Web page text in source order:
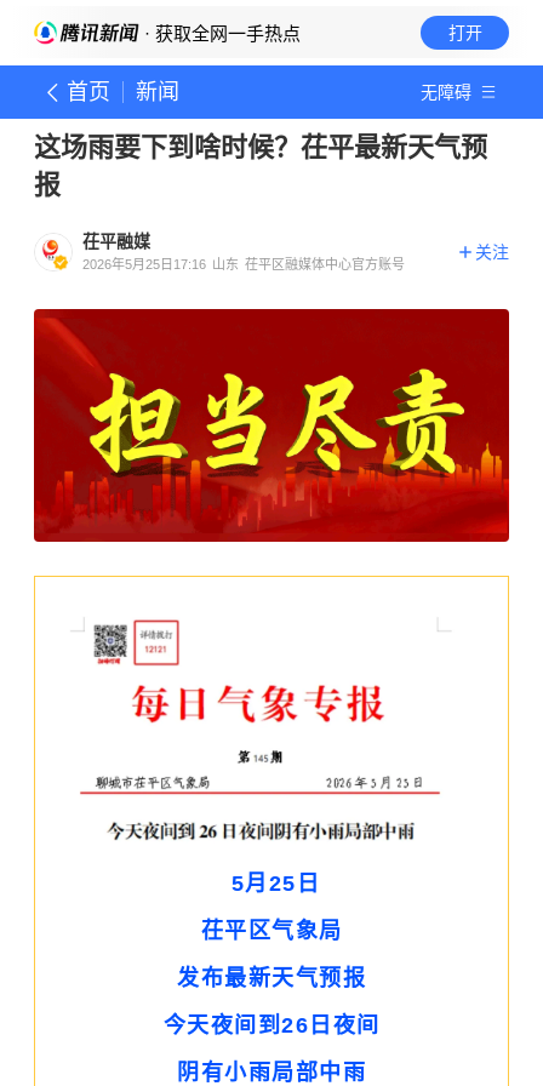
· 获取全网一手热点 打开
首页 新闻 无障碍
这场雨要下到啥时候？茌平最新天气预
报
茌平融媒
2026年5月25日17:16 山东 茌平区融媒体中心官方账号
关注
5月25日
茌平区气象局
发布最新天气预报
今天夜间到26日夜间
阴有小雨局部中雨